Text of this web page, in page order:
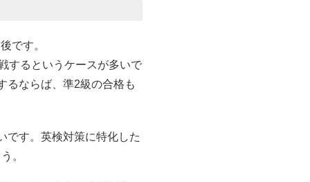
です。
するというケースが多いで
るならば、準2級の合格も
です。英検対策に特化した
。